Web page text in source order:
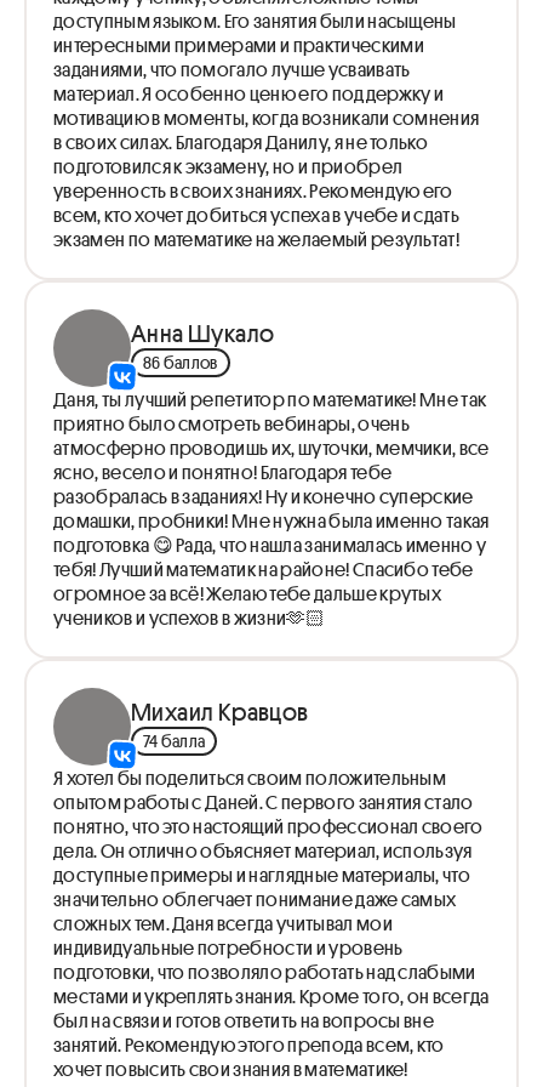
доступным языком. Его занятия были насыщены
интересными примерами и практическими
заданиями, что помогало лучше усваивать
материал. Я особенно ценю его поддержку и
мотивацию в моменты, когда возникали сомнения
в своих силах. Благодаря Данилу, я не только
подготовился к экзамену, но и приобрел
уверенность в своих знаниях. Рекомендую его
всем, кто хочет добиться успеха в учебе и сдать
экзамен по математике на желаемый результат!
Анна Шукало
86 баллов
Даня, ты лучший репетитор по математике! Мне так
приятно было смотреть вебинары, очень
атмосферно проводишь их, шуточки, мемчики, все
ясно, весело и понятно! Благодаря тебе
разобралась в заданиях! Ну и конечно суперские
домашки, пробники! Мне нужна была именно такая
подготовка 😋 Рада, что нашла занималась именно у
тебя! Лучший математик на районе! Спасибо тебе
огромное за всё! Желаю тебе дальше крутых
учеников и успехов в жизни🫶🏻
Михаил Кравцов
74 балла
Я хотел бы поделиться своим положительным
опытом работы с Даней. С первого занятия стало
понятно, что это настоящий профессионал своего
дела. Он отлично объясняет материал, используя
доступные примеры и наглядные материалы, что
значительно облегчает понимание даже самых
сложных тем. Даня всегда учитывал мои
индивидуальные потребности и уровень
подготовки, что позволяло работать над слабыми
местами и укреплять знания. Кроме того, он всегда
был на связи и готов ответить на вопросы вне
занятий. Рекомендую этого препода всем, кто
хочет повысить свои знания в математике!